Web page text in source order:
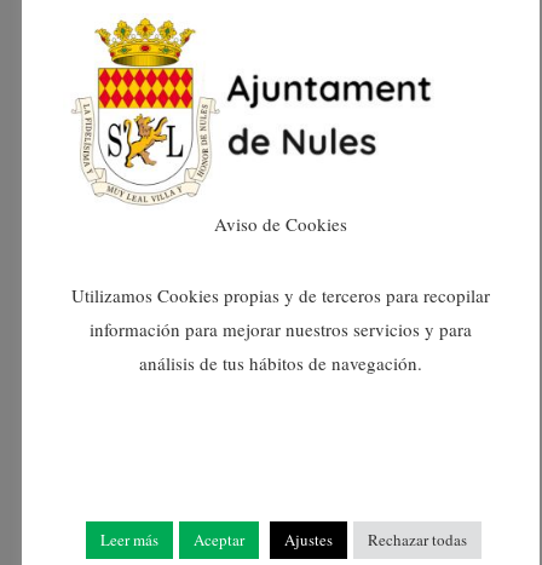
maig 2025
abril 2025
març 2025
gener 2025
setembre 2024
Aviso de Cookies
Utilizamos Cookies propias y de terceros para recopilar
información para mejorar nuestros servicios y para
análisis de tus hábitos de navegación.
Leer más Aceptar Ajustes Rechazar todas